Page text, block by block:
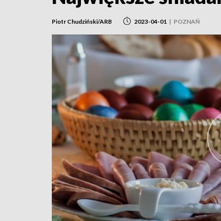
Piotr Chudziński/ARB 2023-04-01 | POZNAŃ